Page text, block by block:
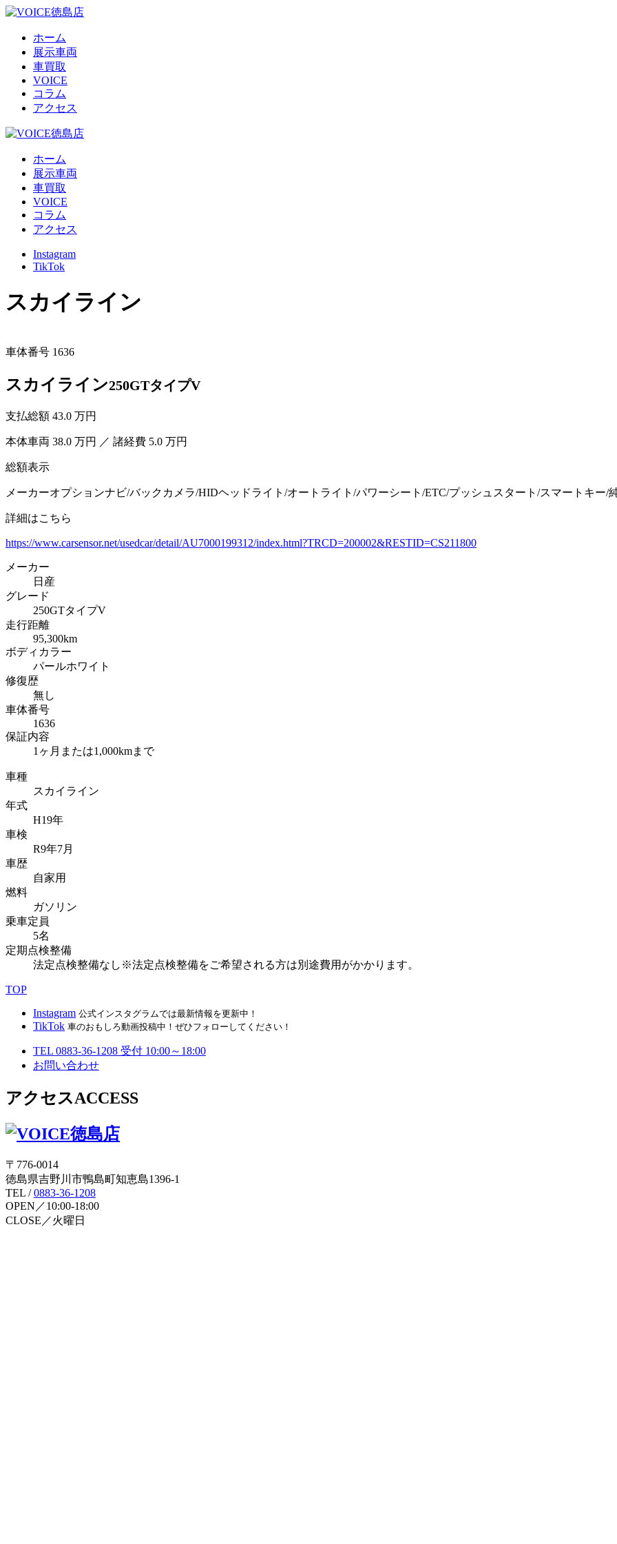
ホーム
展示車両
車買取
VOICE
コラム
アクセス
ホーム
展示車両
車買取
VOICE
コラム
アクセス
Instagram
TikTok
スカイライン
車体番号 1636
スカイライン250GTタイプV
支払総額 43.0 万円
本体車両 38.0 万円 ／ 諸経費 5.0 万円
総額表示
メーカーオプションナビ/バックカメラ/HIDヘッドライト/オートライト/パワーシート/ETC/プッシュスタート/スマートキー/
詳細はこちら
https://www.carsensor.net/usedcar/detail/AU7000199312/index.html?TRCD=200002&RESTID=CS211800
メーカー
日産
グレード
250GTタイプV
走行距離
95,300km
ボディカラー
パールホワイト
修復歴
無し
車体番号
1636
保証内容
1ヶ月または1,000kmまで
車種
スカイライン
年式
H19年
車検
R9年7月
車歴
自家用
燃料
ガソリン
乗車定員
5名
定期点検整備
法定点検整備なし※法定点検整備をご希望される方は別途費用がかかります。
TOP
Instagram 公式インスタグラムでは最新情報を更新中！
TikTok 車のおもしろ動画投稿中！ぜひフォローしてください！
TEL 0883-36-1208 受付 10:00～18:00
お問い合わせ
アクセスACCESS
〒776-0014
徳島県吉野川市鴨島町知恵島1396-1
TEL /0883-36-1208
OPEN／10:00-18:00
CLOSE／火曜日